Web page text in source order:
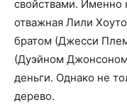
свойствами. Именно
отважная Лили
братом (Джесси
(Дуэйном
деньги. Однако не
дерево.